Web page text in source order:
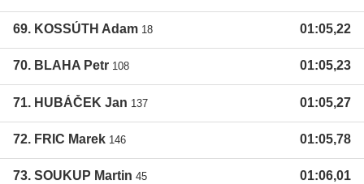
69. KOSSÚTH Adam 18 01:05,22
70. BLAHA Petr 108 01:05,23
71. HUBÁČEK Jan 137 01:05,27
72. FRIC Marek 146 01:05,78
73. SOUKUP Martin 45 01:06,01